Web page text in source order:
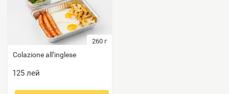
260 г
Colazione all’inglese
125лей